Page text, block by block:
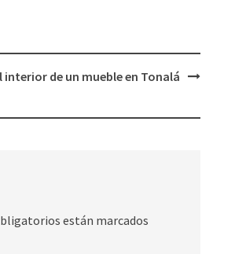
interior de un mueble en Tonalá
están marcados